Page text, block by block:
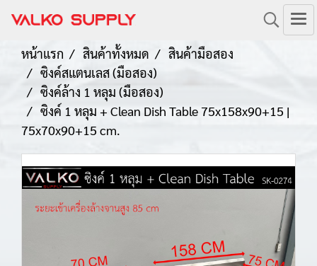
หน้าแรก สินค้าทั้งหมด
สินค้ามือสอง
ซิงค์สแตนเลส (มือสอง)
ซิงค์ล้าง 1 หลุม (มือสอง)
ซิงค์ 1 หลุม + Clean Dish Table 75x158x90+15 |
75x70x90+15 cm.